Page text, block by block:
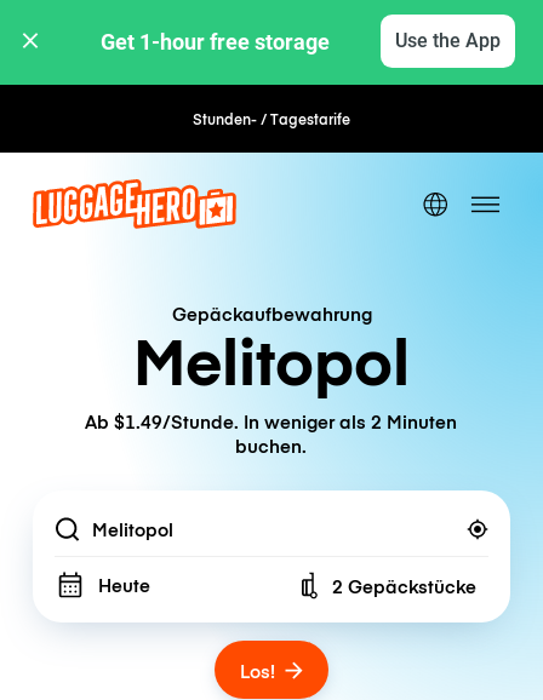
Get 1-hour free storage Use the App
Stunden- / TagestarifeFlexible Buchung
Gepäckaufbewahrung
Melitopol
Ab $1.49/Stunde. In weniger als 2 Minuten
buchen.
Location
Heute Number of bags
2 Gepäckstücke
Los!